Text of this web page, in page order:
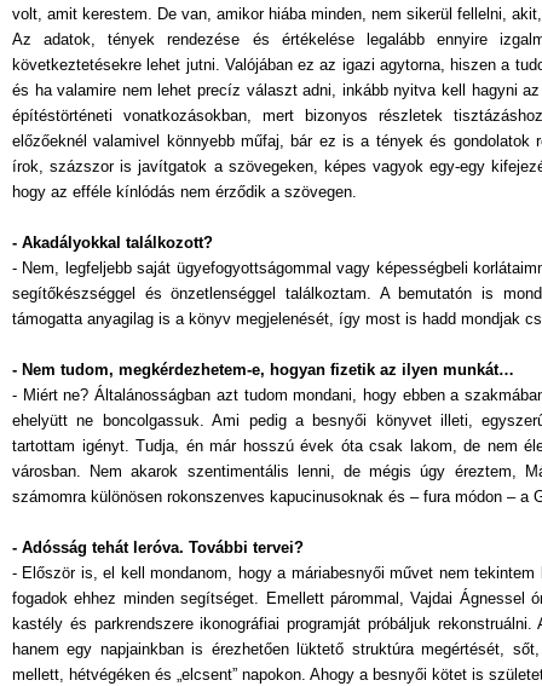
volt, amit kerestem. De van, amikor hiába minden, nem sikerül fellelni,
Az adatok, tények rendezése és értékelése legalább ennyire
következtetésekre lehet jutni. Valójában ez az igazi agytorna, hiszen a
és ha valamire nem lehet precíz választ adni, inkább nyitva kell hagyni
építéstörténeti vonatkozásokban, mert bizonyos részletek
előzőeknél valamivel könnyebb műfaj, bár ez is a tények és gondolatok
írok, százszor is javítgatok a szövegeken, képes vagyok egy-egy
hogy az efféle kínlódás nem érződik a szövegen.
- Akadályokkal találkozott?
- Nem, legfeljebb saját ügyefogyottságommal vagy képességbeli
segítőkészséggel és önzetlenséggel találkoztam. A bemutatón is
támogatta anyagilag is a könyv megjelenését, így most is hadd mondjak
- Nem tudom, megkérdezhetem-e, hogyan fizetik az ilyen munkát…
- Miért ne? Általánosságban azt tudom mondani, hogy ebben a
ehelyütt ne boncolgassuk. Ami pedig a besnyői könyvet illeti,
tartottam igényt. Tudja, én már hosszú évek óta csak lakom, de nem
városban. Nem akarok szentimentális lenni, de mégis úgy éreztem,
számomra különösen rokonszenves kapucinusoknak és – fura módon – a
- Adósság tehát leróva. További tervei?
- Először is, el kell mondanom, hogy a máriabesnyői művet nem
fogadok ehhez minden segítséget. Emellett párommal, Vajdai Ágnessel
kastély és parkrendszere ikonográfiai programját próbáljuk
hanem egy napjainkban is érezhetően lüktető struktúra megértését,
mellett, hétvégéken és „elcsent” napokon. Ahogy a besnyői kötet is